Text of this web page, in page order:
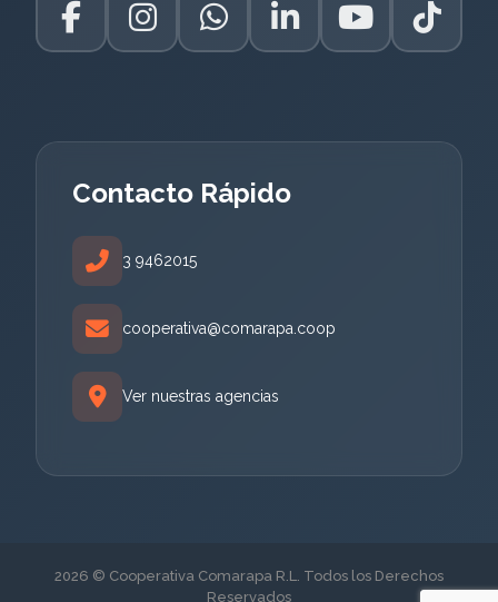
Contacto Rápido
3 9462015
cooperativa@comarapa.coop
Ver nuestras agencias
2026 © Cooperativa Comarapa R.L. Todos los Derechos
Reservados